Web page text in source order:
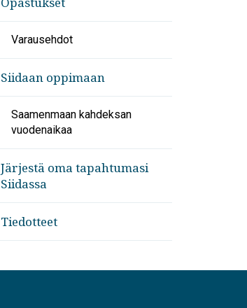
Varausehdot
Siidaan oppimaan
Saamenmaan kahdeksan
vuodenaikaa
Järjestä oma tapahtumasi
Siidassa
Tiedotteet